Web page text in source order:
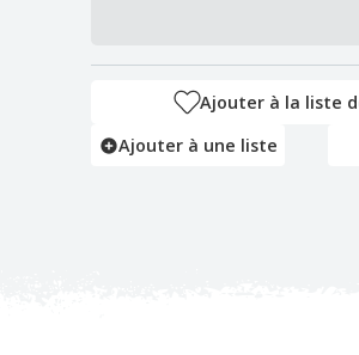
Ajouter à la liste
Ajouter à une liste